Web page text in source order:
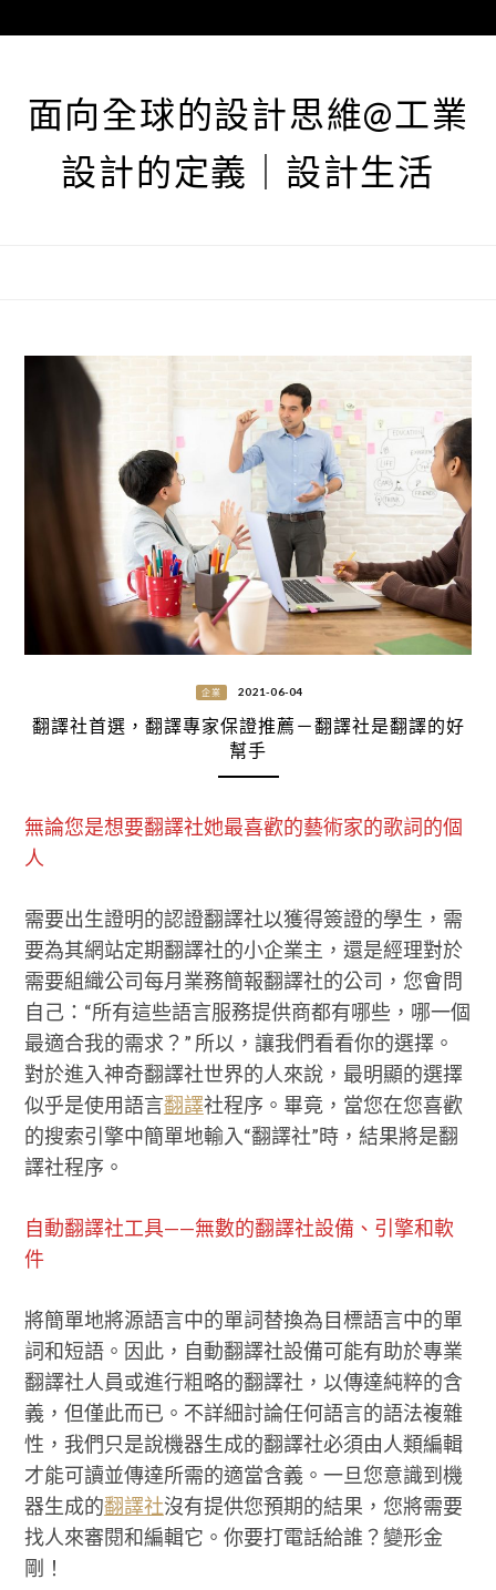
至
面向全球的設計思維@工業
設計的定義｜設計生活
企業 2021-06-04
翻譯社首選，翻譯專家保證推薦－翻譯社是翻譯的好
幫手
無論您是想要翻譯社她最喜歡的藝術家的歌詞的個
人
需要出生證明的認證翻譯社以獲得簽證的學生，需
要為其網站定期翻譯社的小企業主，還是經理對於
需要組織公司每月業務簡報翻譯社的公司，您會問
自己：“所有這些語言服務提供商都有哪些，哪一個
最適合我的需求？” 所以，讓我們看看你的選擇。
對於進入神奇翻譯社世界的人來說，最明顯的選擇
似乎是使用語言翻譯社程序。畢竟，當您在您喜歡
的搜索引擎中簡單地輸入“翻譯社”時，結果將是翻
譯社程序。
自動翻譯社工具——無數的翻譯社設備、引擎和軟
件
將簡單地將源語言中的單詞替換為目標語言中的單
詞和短語。因此，自動翻譯社設備可能有助於專業
翻譯社人員或進行粗略的翻譯社，以傳達純粹的含
義，但僅此而已。不詳細討論任何語言的語法複雜
性，我們只是說機器生成的翻譯社必須由人類編輯
才能可讀並傳達所需的適當含義。一旦您意識到機
器生成的翻譯社沒有提供您預期的結果，您將需要
找人來審閱和編輯它。你要打電話給誰？變形金
剛！